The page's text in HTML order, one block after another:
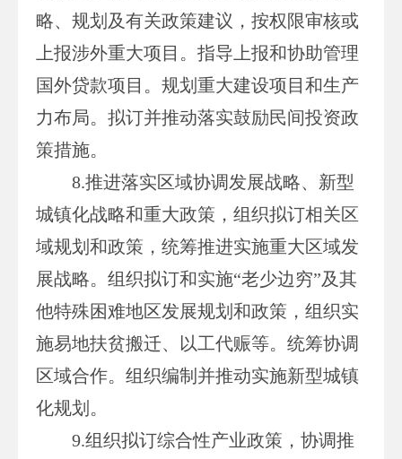
略、规划及有关政策建议，按权限审核或
上报涉外重大项目。指导上报和协助管理
国外贷款项目。规划重大建设项目和生产
力布局。拟订并推动落实鼓励民间投资政
策措施。
8.推进落实区域协调发展战略、新型
城镇化战略和重大政策，组织拟订相关区
域规划和政策，统筹推进实施重大区域发
展战略。组织拟订和实施“老少边穷”及其
他特殊困难地区发展规划和政策，组织实
施易地扶贫搬迁、以工代赈等。统筹协调
区域合作。组织编制并推动实施新型城镇
化规划。
9.组织拟订综合性产业政策，协调推